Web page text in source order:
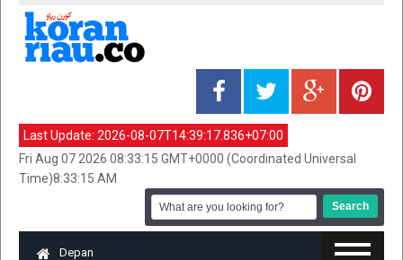
Last Update: 2026-08-07T14:39:17.836+07:00
Fri Aug 07 2026 08:33:15 GMT+0000 (Coordinated Universal
Time)8:33:15 AM
Depan